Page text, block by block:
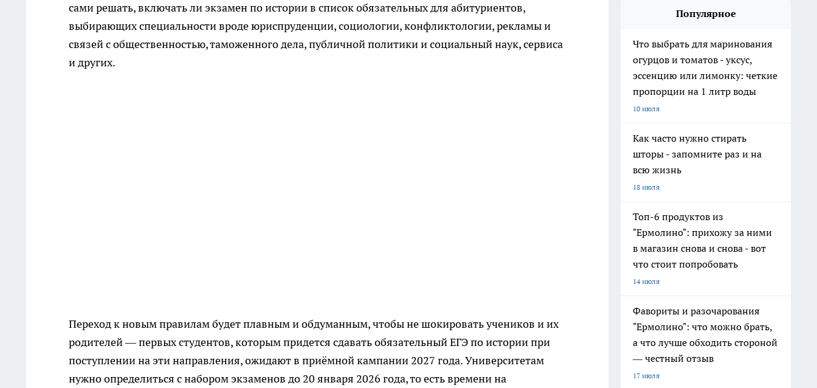
сами решать, включать ли экзамен по истории в список обязательных для абитуриентов,
выбирающих специальности вроде юриспруденции, социологии, конфликтологии, рекламы и
связей с общественностью, таможенного дела, публичной политики и социальный наук, сервиса
и других.
Переход к новым правилам будет плавным и обдуманным, чтобы не шокировать учеников и их
родителей — первых студентов, которым придется сдавать обязательный ЕГЭ по истории при
поступлении на эти направления, ожидают в приёмной кампании 2027 года. Университетам
нужно определиться с набором экзаменов до 20 января 2026 года, то есть времени на
Популярное
Что выбрать для маринования
огурцов и томатов - уксус,
эссенцию или лимонку: четкие
пропорции на 1 литр воды
10 июля
Как часто нужно стирать
шторы - запомните раз и на
всю жизнь
18 июля
Топ-6 продуктов из
"Ермолино": прихожу за ними
в магазин снова и снова - вот
что стоит попробовать
14 июля
Фавориты и разочарования
"Ермолино": что можно брать,
а что лучше обходить стороной
— честный отзыв
17 июля